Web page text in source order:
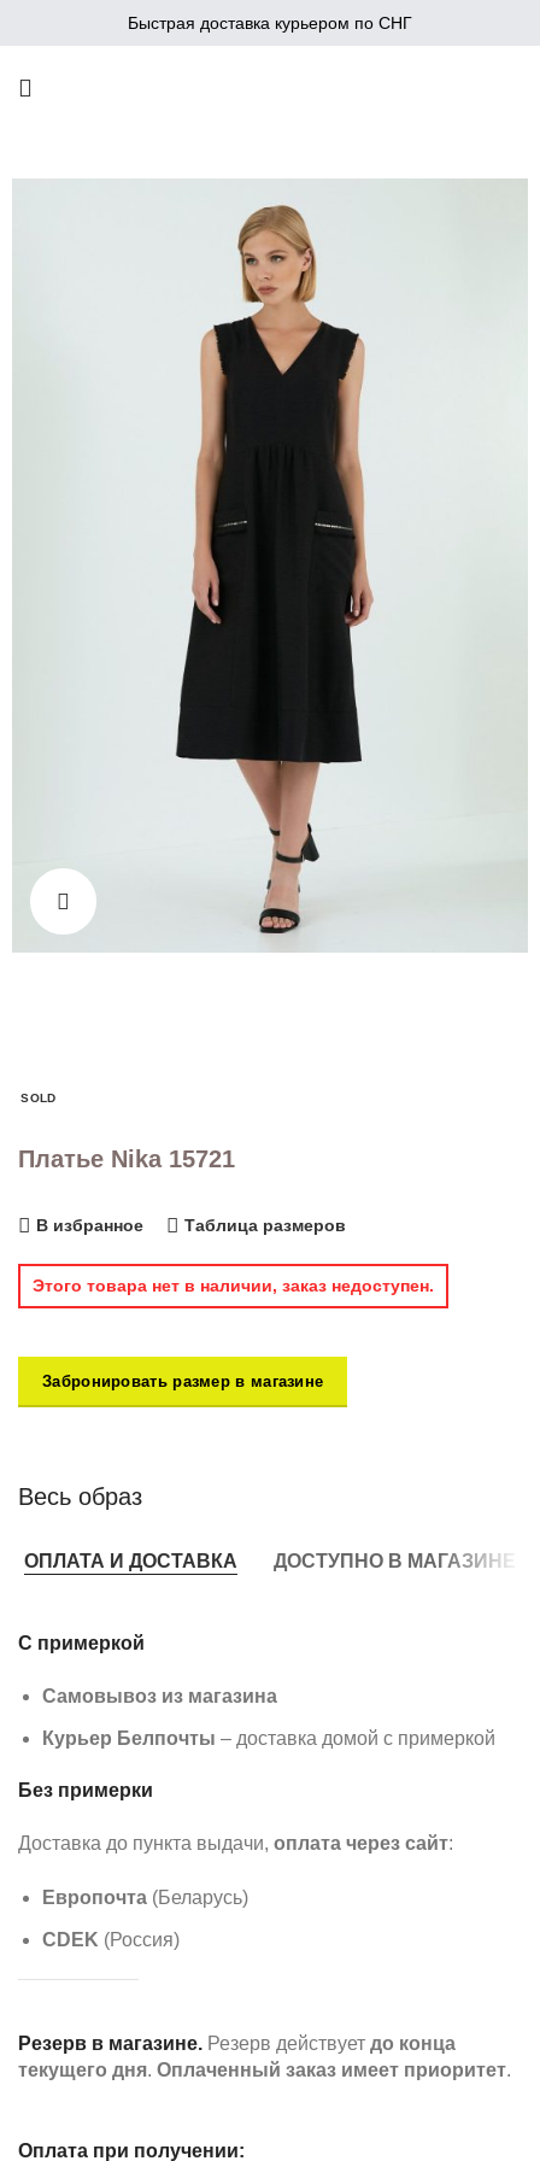
Быстрая доставка курьером по СНГ
SOLD
Платье Nika 15721
В избранное Таблица размеров
Этого товара нет в наличии, заказ недоступен.
Забронировать размер в магазине
Весь образ
ОПЛАТА И ДОСТАВКА ДОСТУПНО В МАГАЗИНЕ
С примеркой
Самовывоз из магазина
Курьер Белпочты – доставка домой с примеркой
Без примерки
Доставка до пункта выдачи, оплата через сайт:
Европочта (Беларусь)
CDEK (Россия)
Резерв в магазине. Резерв действует до конца
текущего дня. Оплаченный заказ имеет приоритет.
Оплата при получении: